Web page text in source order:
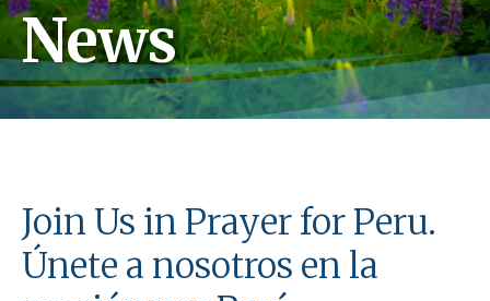
News
Join Us in Prayer for Peru.
Únete a nosotros en la